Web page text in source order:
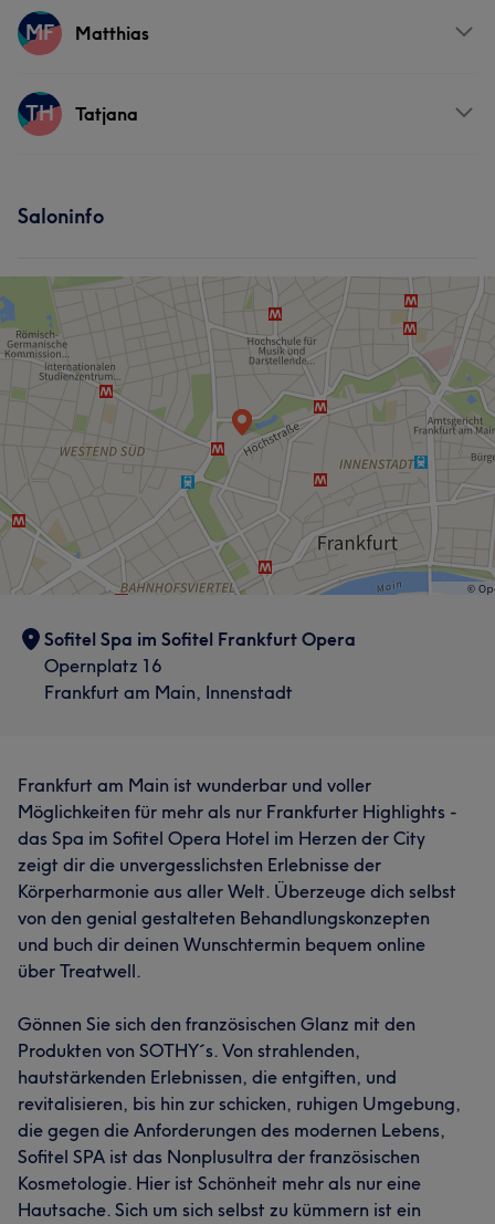
Services
MF Matthias
Services
TH Tatjana
Saloninfo
Sofitel Spa im Sofitel Frankfurt Opera
Opernplatz 16
Frankfurt am Main, Innenstadt
Frankfurt am Main ist wunderbar und voller
Möglichkeiten für mehr als nur Frankfurter Highlights -
das Spa im Sofitel Opera Hotel im Herzen der City
zeigt dir die unvergesslichsten Erlebnisse der
Körperharmonie aus aller Welt. Überzeuge dich selbst
von den genial gestalteten Behandlungskonzepten
und buch dir deinen Wunschtermin bequem online
über Treatwell.
Gönnen Sie sich den französischen Glanz mit den
Produkten von SOTHY´s. Von strahlenden,
hautstärkenden Erlebnissen, die entgiften, und
revitalisieren, bis hin zur schicken, ruhigen Umgebung,
die gegen die Anforderungen des modernen Lebens,
Sofitel SPA ist das Nonplusultra der französischen
Kosmetologie. Hier ist Schönheit mehr als nur eine
Hautsache. Sich um sich selbst zu kümmern ist ein